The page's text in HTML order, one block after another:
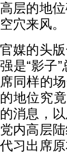
高层的地
空穴来风。
官媒的头
强是“影子
席同样的
的地位究
的消息，
党内高层
代习出席